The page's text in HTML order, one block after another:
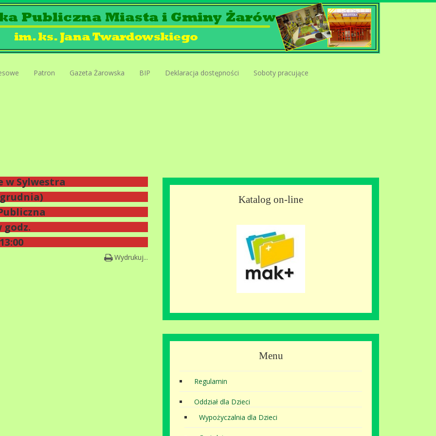
Patron Gazeta Żarowska BIP Deklaracja dostępności Soboty pracujące
w Sylwestra
godz.
Wydrukuj...
Katalog on-line
Menu
Regulamin
Oddział dla Dzieci
Wypożyczalnia dla Dzieci